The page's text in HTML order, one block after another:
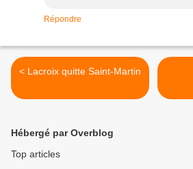
Répondre
< Lacroix quitte Saint-Martin
Hébergé par Overblog
Top articles